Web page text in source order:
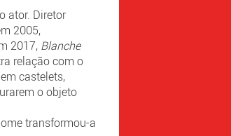
ator. Diretor
2005,
2017, Blanche
relação com o
castelets,
o objeto
transformou-a